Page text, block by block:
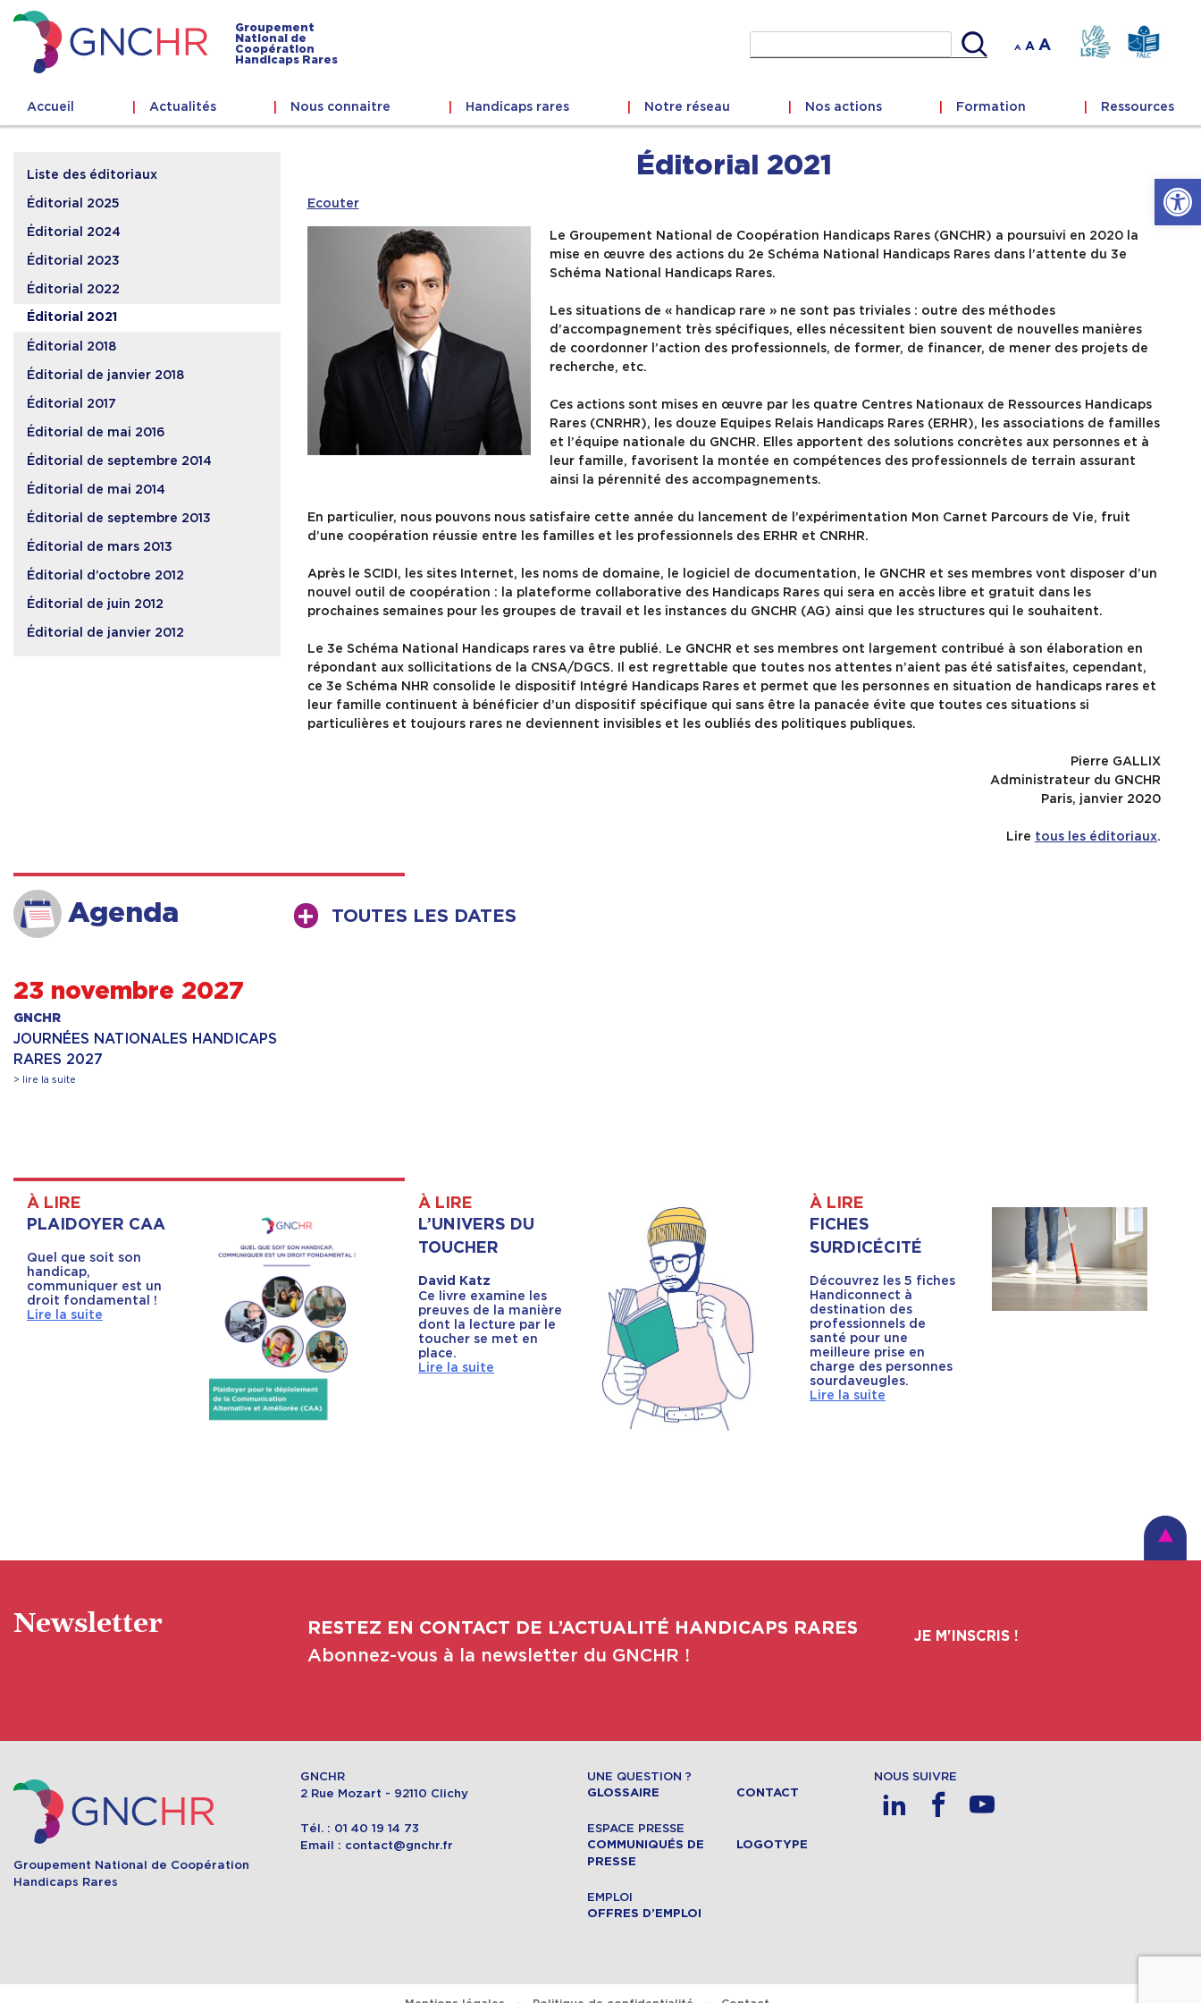
Ouvrir
to
content
GNCHR
Groupement
National de
Coopération
Handicaps Rares
A
Decrease
font
A Reset
A Increase
Accueil Actualités Nous connaitre Handicaps rares Notre réseau Nos actions Formation Ressources
Éditorial 2021
Ecouter
Le Groupement National de Coopération Handicaps Rares (GNCHR) a poursuivi en 2020 la
mise en œuvre des actions du 2e Schéma National Handicaps Rares dans l’attente du 3e
Schéma National Handicaps Rares.
Les situations de « handicap rare » ne sont pas triviales : outre des méthodes
d’accompagnement très spécifiques, elles nécessitent bien souvent de nouvelles manières
de coordonner l’action des professionnels, de former, de financer, de mener des projets de
recherche, etc.
Ces actions sont mises en œuvre par les quatre Centres Nationaux de Ressources Handicaps
Rares (CNRHR), les douze Equipes Relais Handicaps Rares (ERHR), les associations de familles
et l’équipe nationale du GNCHR. Elles apportent des solutions concrètes aux personnes et à
leur famille, favorisent la montée en compétences des professionnels de terrain assurant
ainsi la pérennité des accompagnements.
En particulier, nous pouvons nous satisfaire cette année du lancement de l’expérimentation Mon Carnet Parcours de Vie, fruit
d’une coopération réussie entre les familles et les professionnels des ERHR et CNRHR.
Après le SCIDI, les sites Internet, les noms de domaine, le logiciel de documentation, le GNCHR et ses membres vont disposer d’un
nouvel outil de coopération : la plateforme collaborative des Handicaps Rares qui sera en accès libre et gratuit dans les
prochaines semaines pour les groupes de travail et les instances du GNCHR (AG) ainsi que les structures qui le souhaitent.
Le 3e Schéma National Handicaps rares va être publié. Le GNCHR et ses membres ont largement contribué à son élaboration en
répondant aux sollicitations de la CNSA/DGCS. Il est regrettable que toutes nos attentes n’aient pas été satisfaites, cependant,
ce 3e Schéma NHR consolide le dispositif Intégré Handicaps Rares et permet que les personnes en situation de handicaps rares et
leur famille continuent à bénéficier d’un dispositif spécifique qui sans être la panacée évite que toutes ces situations si
particulières et toujours rares ne deviennent invisibles et les oubliés des politiques publiques.
Pierre GALLIX
Administrateur du GNCHR
Paris, janvier 2020
Lire tous les éditoriaux.
Liste des éditoriaux
Éditorial 2025
Éditorial 2024
Éditorial 2023
Éditorial 2022
Éditorial 2021
Éditorial 2018
Éditorial de janvier 2018
Éditorial 2017
Éditorial de mai 2016
Éditorial de septembre 2014
Éditorial de mai 2014
Éditorial de septembre 2013
Éditorial de mars 2013
Éditorial d’octobre 2012
Éditorial de juin 2012
Éditorial de janvier 2012
Agenda TOUTES LES DATES
23 novembre 2027
GNCHR
JOURNÉES NATIONALES HANDICAPS
RARES 2027
> lire la suite
À LIRE
PLAIDOYER CAA
Quel que soit son
handicap,
communiquer est un
droit fondamental !
Lire la suite
À LIRE
L’UNIVERS DU
TOUCHER
David Katz
Ce livre examine les
preuves de la manière
dont la lecture par le
toucher se met en
place.
Lire la suite
À LIRE
FICHES
SURDICÉCITÉ
Découvrez les 5 fiches
Handiconnect à
destination des
professionnels de
santé pour une
meilleure prise en
charge des personnes
sourdaveugles.
Lire la suite
Newsletter RESTEZ EN CONTACT DE L’ACTUALITÉ HANDICAPS RARES
Abonnez-vous à la newsletter du GNCHR !
JE M'INSCRIS !
Groupement National de Coopération
Handicaps Rares
GNCHR
2 Rue Mozart - 92110 Clichy
Tél. : 01 40 19 14 73
Email : contact@gnchr.fr
UNE QUESTION ?
GLOSSAIRE CONTACT
ESPACE PRESSE
COMMUNIQUÉS DE
PRESSE
LOGOTYPE
EMPLOI
OFFRES D’EMPLOI
NOUS SUIVRE